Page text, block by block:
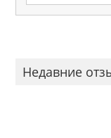
Недавние